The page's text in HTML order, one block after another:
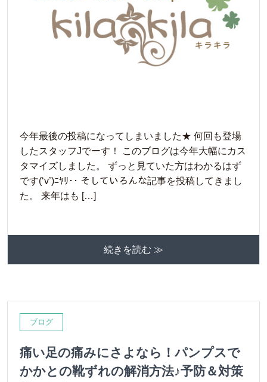
今年最後の投稿になってしまいました★ 何回も登場
したスタッフJでーす！ このブログは今年大幅にカス
タマイズしました。 ずっと見ていた方はわかるはず
です(‘v’)ﾆﾔﾘ･･ そしていろんな記事を投稿してきまし
た。 来年はも […]
続きを読む ≫
ブログ
痛い足の痛みにさよなら！パンプスで
かかとの靴ずれの解消方法♪予防＆対策